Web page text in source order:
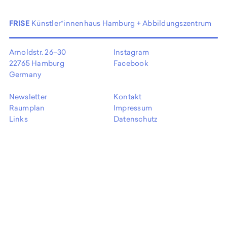
FRISE Künstler*innenhaus Hamburg + Abbildungszentrum
Arnoldstr. 26–30
22765 Hamburg
Germany
Instagram
Facebook
Newsletter
Raumplan
Links
Kontakt
Impressum
Datenschutz